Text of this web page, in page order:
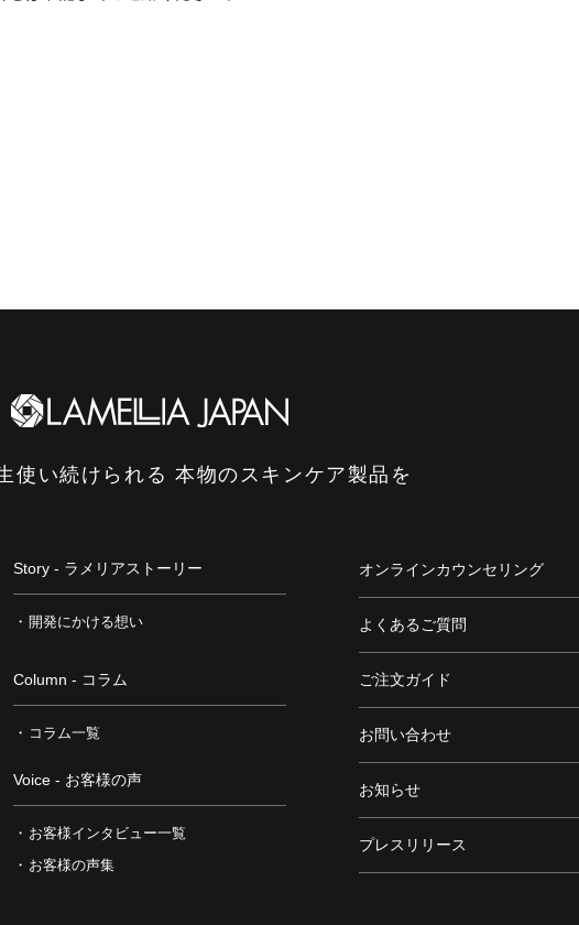
使い続けられる 本物のスキンケア製品を
Story - ラメリアストーリー
開発にかける想い
Column - コラム
コラム一覧
Voice - お客様の声
お客様インタビュー一覧
お客様の声集
オンラインカウンセリング
よくあるご質問
ご注文ガイド
お問い合わせ
お知らせ
プレスリリース